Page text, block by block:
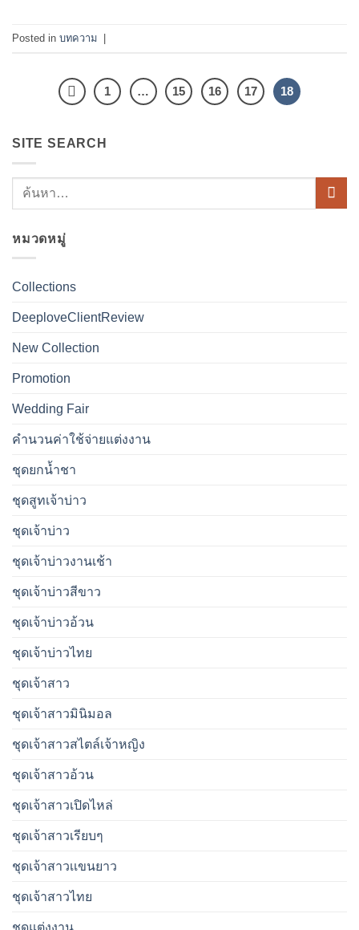
Posted in บทความ |
1 … 15 16 17 18
SITE SEARCH
หมวดหมู่
Collections
DeeploveClientReview
New Collection
Promotion
Wedding Fair
คำนวนค่าใช้จ่ายแต่งงาน
ชุดยกน้ำชา
ชุดสูทเจ้าบ่าว
ชุดเจ้าบ่าว
ชุดเจ้าบ่าวงานเช้า
ชุดเจ้าบ่าวสีขาว
ชุดเจ้าบ่าวอ้วน
ชุดเจ้าบ่าวไทย
ชุดเจ้าสาว
ชุดเจ้าสาวมินิมอล
ชุดเจ้าสาวสไตล์เจ้าหญิง
ชุดเจ้าสาวอ้วน
ชุดเจ้าสาวเปิดไหล่
ชุดเจ้าสาวเรียบๆ
ชุดเจ้าสาวเเขนยาว
ชุดเจ้าสาวไทย